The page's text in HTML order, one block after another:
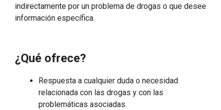
indirectamente por un problema de drogas o que desee
información específica.
¿Qué ofrece?
Respuesta a cualquier duda o necesidad
relacionada con las drogas y con las
problemáticas asociadas.